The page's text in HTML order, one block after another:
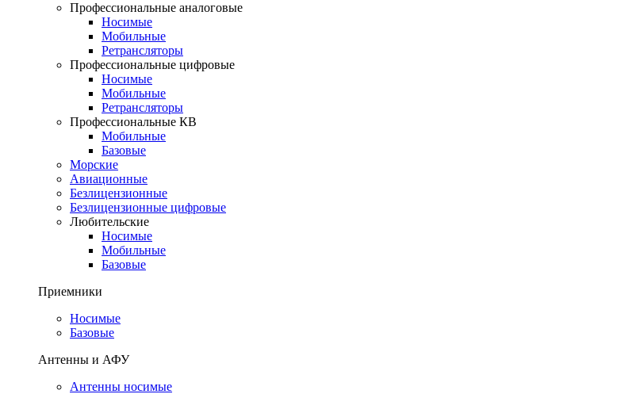
Профессиональные аналоговые
Носимые
Мобильные
Ретрансляторы
Профессиональные цифровые
Носимые
Мобильные
Ретрансляторы
Профессиональные КВ
Мобильные
Базовые
Морские
Авиационные
Безлицензионные
Безлицензионные цифровые
Любительские
Носимые
Мобильные
Базовые
Приемники
Носимые
Базовые
Антенны и АФУ
Антенны носимые